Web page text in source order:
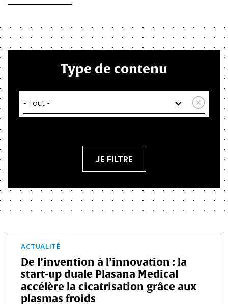
Type de contenu
ACTUALITÉ
De l’invention à l’innovation : la
start-up duale Plasana Medical
accélère la cicatrisation grâce aux
plasmas froids